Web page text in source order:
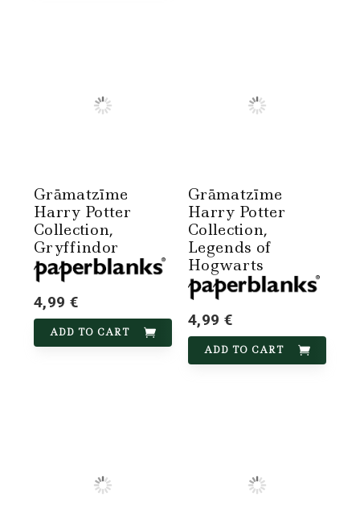
Grāmatzīme
Harry Potter
Collection,
Gryffindor
4,99 €
ADD TO CART
Grāmatzīme
Harry Potter
Collection,
Legends of
Hogwarts
4,99 €
ADD TO CART